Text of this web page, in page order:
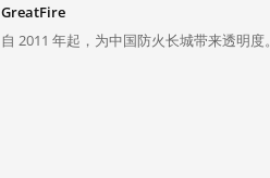
GreatFire
自 2011 年起，为中国防火长城带来透明度。